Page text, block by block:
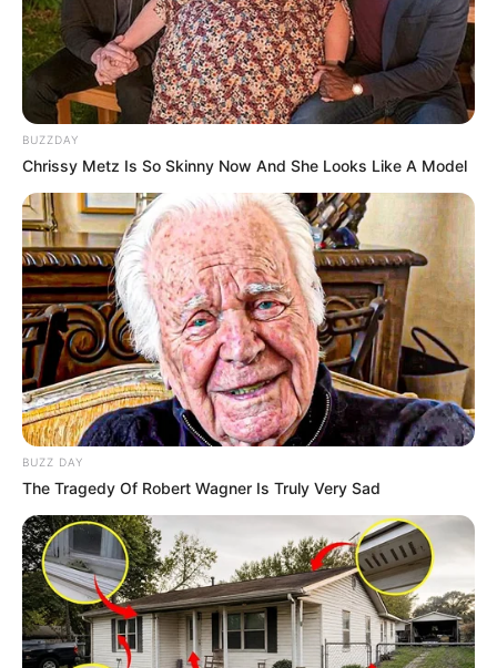
(foto: instagram/kimjaehwanhk)
4. Jaehwan dengan balutan pakaian serba putih
BUZZDAY
Chrissy Metz Is So Skinny Now And She Looks Like A Model
BUZZ DAY
The Tragedy Of Robert Wagner Is Truly Very Sad